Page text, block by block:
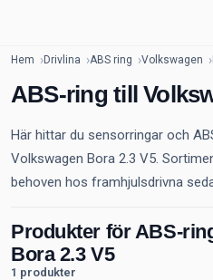
Hem Drivlina ABS ring Volkswagen
ABS-ring till
Här hittar du sensorringar och
Volkswagen Bora 2.3 V5.
behoven hos framhjulsdrivna
Produkter för ABS-
Bora 2.3 V5
1 produkter